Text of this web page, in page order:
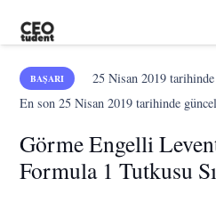
BAŞARI 25 Nisan 2019tarihinde
En son25 Nisan 2019 tarihinde
Görme Engelli
Formula 1 Tutkusu